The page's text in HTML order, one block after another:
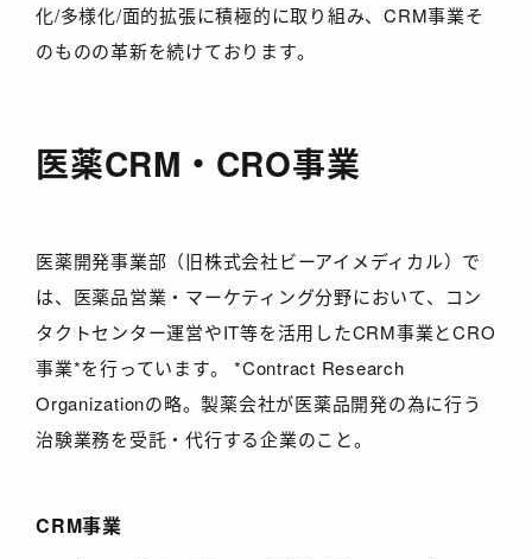
化/多様化/面的拡張に積極的に取り組み、CRM事業そ
のものの革新を続けております。
医薬CRM・CRO事業
医薬開発事業部（旧株式会社ビーアイメディカル）で
は、医薬品営業・マーケティング分野において、コン
タクトセンター運営やIT等を活用したCRM事業とCRO
事業*を行っています。 *Contract Research
Organizationの略。製薬会社が医薬品開発の為に行う
治験業務を受託・代行する企業のこと。
CRM事業